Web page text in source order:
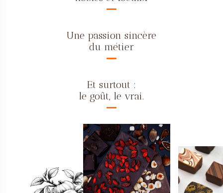
Une passion sincère
du métier
Et surtout :
le goût, le vrai.